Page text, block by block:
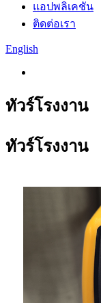
แอปพลิเคชัน
ติดต่อเรา
English
ทัวร์โรงงาน
ทัวร์โรงงาน